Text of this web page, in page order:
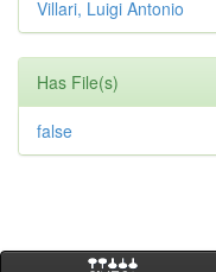
Villari, Luigi Antonio
Has File(s)
false